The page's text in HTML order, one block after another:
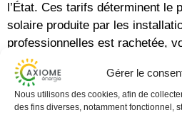
Gérer le
Nous utilisons des cookies, afin de
des fins diverses, notamment fonctionnel,
l’État. Ces tarifs déterminent le
solaire produite par les
professionnelles est rachetée,
calculer la rentabilité de votre
Tarifs d’achat de